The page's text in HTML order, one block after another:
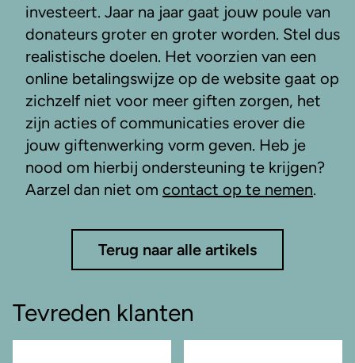
investeert. Jaar na jaar gaat jouw poule van
donateurs groter en groter worden. Stel dus
realistische doelen. Het voorzien van een
online betalingswijze op de website gaat op
zichzelf niet voor meer giften zorgen, het
zijn acties of communicaties erover die
jouw giftenwerking vorm geven. Heb je
nood om hierbij ondersteuning te krijgen?
Aarzel dan niet om contact op te nemen.
Terug naar alle artikels
Tevreden klanten